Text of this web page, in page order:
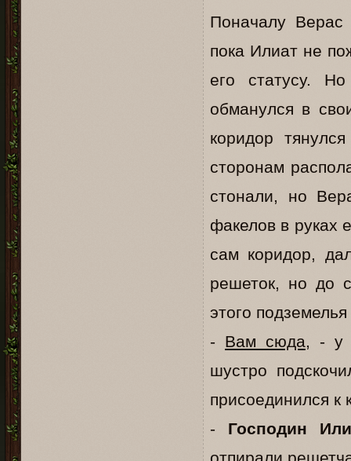
Поначалу Верас
пока Илиат не
его статусу.
обманулся в
коридор
сторонам
стонали, но
факелов в руках
сам коридор,
решеток, но до
этого
- Вам сюда, - у
шустро
присоединился к
- Господин